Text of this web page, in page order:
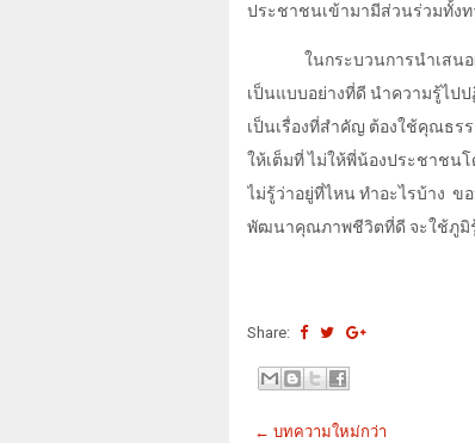
ประชาชนเข้ามามีส่วนร่วมทั้งท
ในกระบวนการนำเสน
เป็นแบบอย่างที่ดี นำความรู้ไป
เป็นเรื่องที่สำคัญ ต้องใช้คุณธร
ให้เต็มที่ ไม่ให้พี่น้องประชาชนโ
ไม่รู้ว่าอยู่ที่ไหน ทำอะไรบ้าง ข
พัฒนาคุณภาพชีวิตที่ดี จะใช้ภูมิ
Share:
← บทความใหม่กว่า